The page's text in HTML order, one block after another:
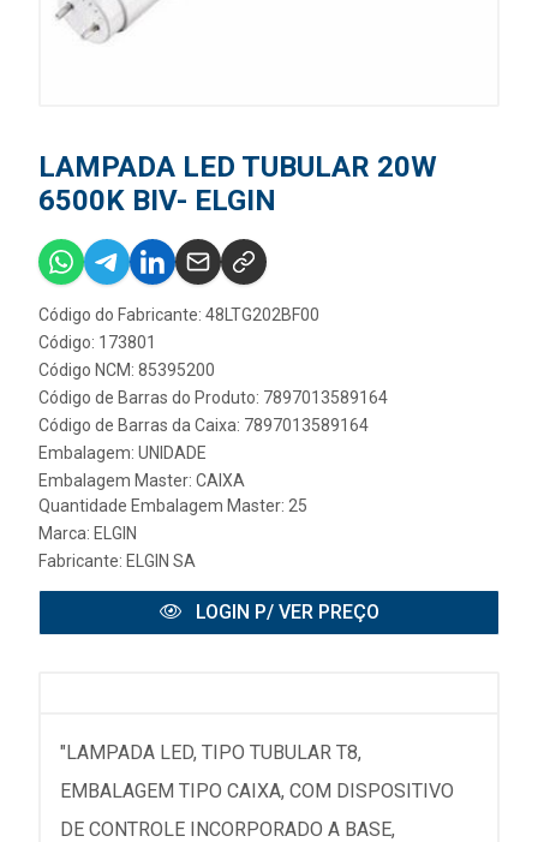
LAMPADA LED TUBULAR 20W
6500K BIV- ELGIN
Código do Fabricante: 48LTG202BF00
Código: 173801
Código NCM: 85395200
Código de Barras do Produto: 7897013589164
Código de Barras da Caixa: 7897013589164
Embalagem: UNIDADE
Embalagem Master: CAIXA
Quantidade Embalagem Master: 25
Marca: ELGIN
Fabricante: ELGIN SA
LOGIN P/ VER PREÇO
"LAMPADA LED, TIPO TUBULAR T8,
EMBALAGEM TIPO CAIXA, COM DISPOSITIVO
DE CONTROLE INCORPORADO A BASE,